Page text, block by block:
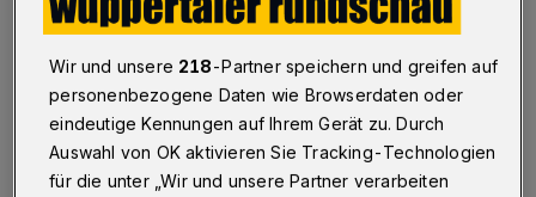
Wuppertal·An der Tannenbergstraße in Elberfeld
haben Zeugen am Sonntagnachmittag (12. August
2018) einen 24 Jahre alten Fahrer gestellt. Der Mann
soll versucht haben, von einer Unfallstelle zu flüchten.
Wir und unsere 218-Partner speichern und greifen auf
personenbezogene Daten wie Browserdaten oder
eindeutige Kennungen auf Ihrem Gerät zu. Durch
Auswahl von OK aktivieren Sie Tracking-Technologien
für die unter „Wir und unsere Partner verarbeiten